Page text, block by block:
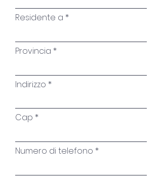
Residente a
Provincia
Indirizzo
Cap
Numero di telefono